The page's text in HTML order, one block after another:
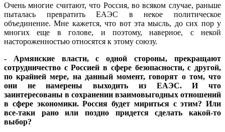
Очень многие считают, что Россия, во всяком случае, раньше
пыталась превратить ЕАЭС в некое политическое
объединение. Мне кажется, что вот эта мысль, до сих пор у
многих еще в голове, и поэтому, наверное, с некой
настороженностью относятся к этому союзу.
- Армянские власти, с одной стороны, прекращают
сотрудничество с Россией в сфере безопасности, с другой,
по крайней мере, на данный момент, говорят о том, что
они не намерены выходить из ЕАЭС. И что
заинтересованы в сохранении взаимовыгодных отношений
в сфере экономики. Россия будет мириться с этим? Или
все-таки рано или поздно придется сделать какой-то
выбор?